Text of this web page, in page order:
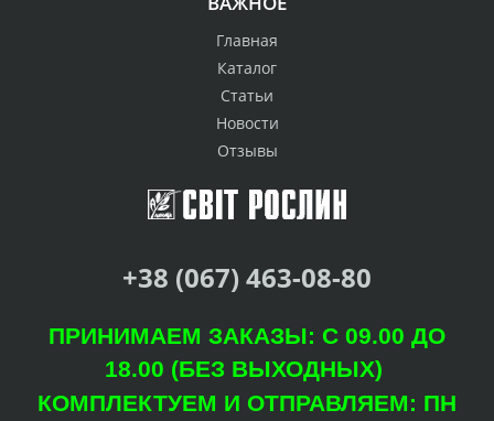
Главная
Каталог
Статьи
Новости
Отзывы
+38 (067) 463-08-80
ПРИНИМАЕМ ЗАКАЗЫ: С 09.00 ДО
18.00 (БЕЗ ВЫХОДНЫХ)
КОМПЛЕКТУЕМ И ОТПРАВЛЯЕМ: ПН